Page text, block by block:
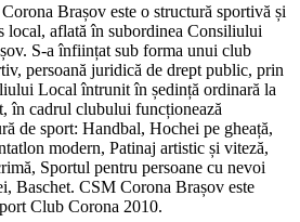
Brașov este o structură sportivă și
local, aflată în subordinea Consiliului
S-a înființat sub forma unui club
persoană juridică de drept public, prin
Local întrunit în ședință ordinară la
în cadrul clubului funcționează
de sport: Handbal, Hochei pe gheață,
modern, Patinaj artistic și viteză,
Sportul pentru persoane cu nevoi
Baschet. CSM Corona Brașov este
Club Corona 2010.